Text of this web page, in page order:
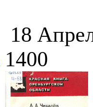
18
1400